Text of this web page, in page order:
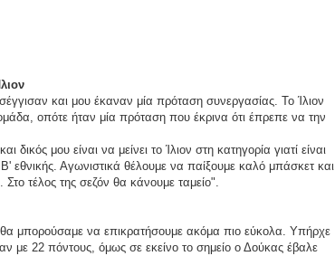
και μου έκαναν μία πρόταση συνεργασίας. Το Ίλιον
οπότε ήταν μία πρόταση που έκρινα ότι έπρεπε να την
δικός μου είναι να μείνει το Ίλιον στη κατηγορία γιατί είναι
εθνικής. Αγωνιστικά θέλουμε να παίξουμε καλό μπάσκετ και
τέλος της σεζόν θα κάνουμε ταμείο".
θα μπορούσαμε να επικρατήσουμε ακόμα πιο εύκολα. Υπήρχε
με 22 πόντους, όμως σε εκείνο το σημείο ο Δούκας έβαλε